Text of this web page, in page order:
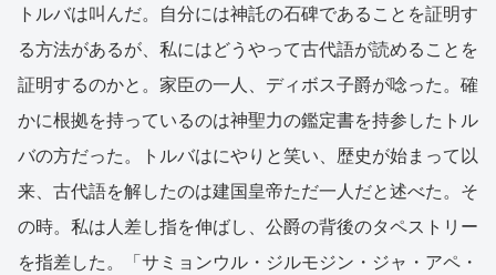
トルバは叫んだ。自分には神託の石碑であることを証明す
る方法があるが、私にはどうやって古代語が読めることを
証明するのかと。家臣の一人、ディボス子爵が唸った。確
かに根拠を持っているのは神聖力の鑑定書を持参したトル
バの方だった。トルバはにやりと笑い、歴史が始まって以
来、古代語を解したのは建国皇帝ただ一人だと述べた。そ
の時。私は人差し指を伸ばし、公爵の背後のタペストリー
を指差した。「サミョンウル・ジルモジン・ジャ・アペ・